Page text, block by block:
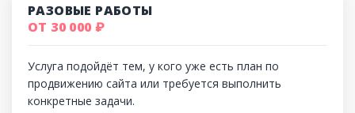
РАЗОВЫЕ РАБОТЫ
ОТ 30 000 ₽
Услуга подойдёт тем, у кого уже есть план по
продвижению сайта или требуется выполнить
конкретные задачи.